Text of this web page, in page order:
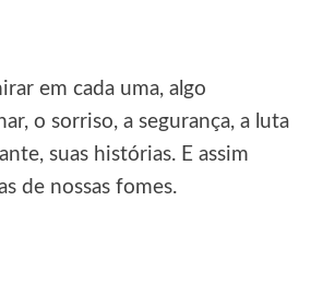
em cada uma, algo
o sorriso, a segurança, a luta
suas histórias. E assim
de nossas fomes.